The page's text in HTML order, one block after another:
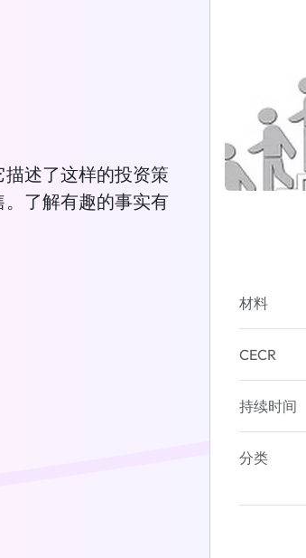
述了这样的投资策
了解有趣的事实有
材料
CECR
持续时间
分类